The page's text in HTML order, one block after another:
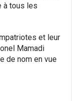
à tous les
et leur
Mamadi
de nom en vue